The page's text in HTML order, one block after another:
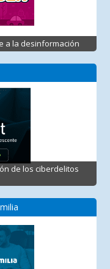
a la desinformación
de los ciberdelitos